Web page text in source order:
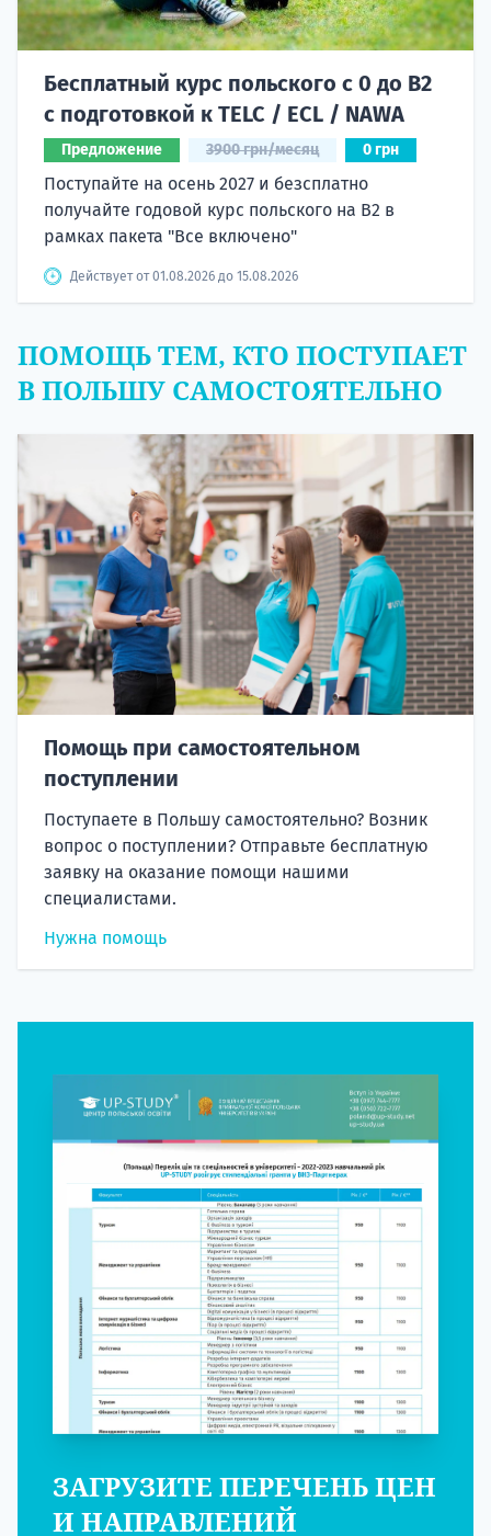
Бесплатный курс польского с 0 до B2
с подготовкой к TELC / ECL / NAWA
Предложение 3900 грн/месяц 0 грн
Поступайте на осень 2027 и безсплатно
получайте годовой курс польского на B2 в
рамках пакета "Все включено"
Действует от 01.08.2026 до 15.08.2026
ПОМОЩЬ ТЕМ, КТО ПОСТУПАЕТ
В ПОЛЬШУ САМОСТОЯТЕЛЬНО
Помощь при самостоятельном
поступлении
Поступаете в Польшу самостоятельно? Возник
вопрос о поступлении? Отправьте бесплатную
заявку на оказание помощи нашими
специалистами.
Нужна помощь
ЗАГРУЗИТЕ ПЕРЕЧЕНЬ ЦЕН
И НАПРАВЛЕНИЙ